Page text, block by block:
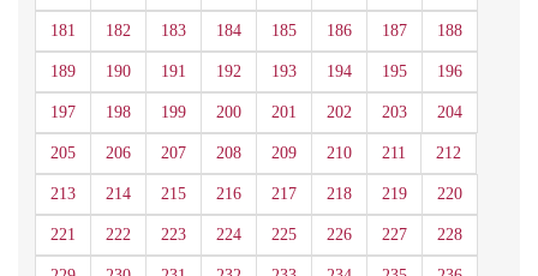
181 182 183 184 185 186 187 188
189 190 191 192 193 194 195 196
197 198 199 200 201 202 203 204
205 206 207 208 209 210 211 212
213 214 215 216 217 218 219 220
221 222 223 224 225 226 227 228